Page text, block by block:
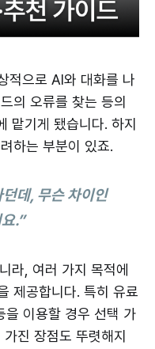
적으로 AI와 대화를 나
의 오류를 찾는 등의
맡기게 됐습니다. 하지
하는 부분이 있죠.
데, 무슨 차이인
.”
라, 여러 가지 목적에
제공합니다. 특히 유료
이용할 경우 선택 가
진 장점도 뚜렷해지